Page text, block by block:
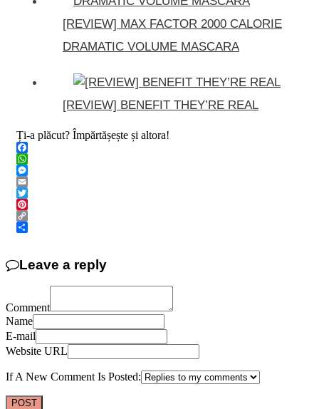
[REVIEW] MAX FACTOR 2000 CALORIE
DRAMATIC VOLUME MASCARA
[REVIEW] BENEFIT THEY’RE REAL
Ți-a plăcut? Împărtășește și altora!
Facebook
WhatsApp
Messenger
Email
Twitter
Pinterest
Copy
Leave a reply
Comment
Name
E-mail
Website URL
If A New Comment Is Posted: